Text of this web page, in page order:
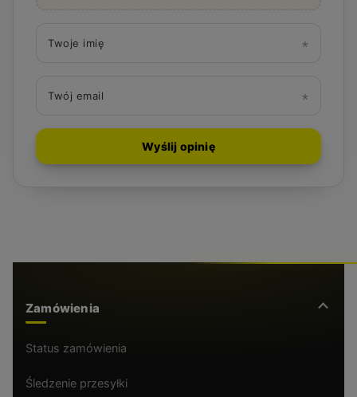
Twoje imię
Twój email
Wyślij opinię
Zamówienia
Status zamówienia
Śledzenie przesyłki